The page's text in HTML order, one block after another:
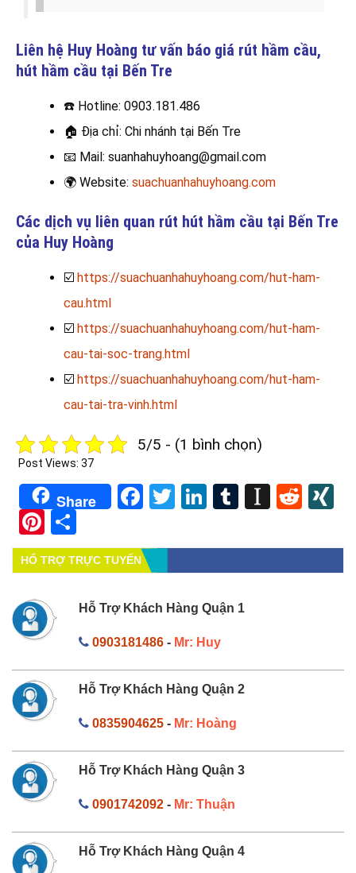
Liên hệ Huy Hoàng tư vấn báo giá rút hầm cầu,
hút hầm cầu tại Bến Tre
☎️ Hotline: 0903.181.486
🏠 Địa chỉ: Chi nhánh tại Bến Tre
📧 Mail: suanhahuyhoang@gmail.com
🌍 Website: suachuanhahuyhoang.com
Các dịch vụ liên quan rút hút hầm cầu tại Bến Tre
của Huy Hoàng
☑️ https://suachuanhahuyhoang.com/hut-ham-
cau.html
☑️ https://suachuanhahuyhoang.com/hut-ham-
cau-tai-soc-trang.html
☑️ https://suachuanhahuyhoang.com/hut-ham-
cau-tai-tra-vinh.html
5/5 - (1 bình chọn)
Post Views: 37
Share Facebook
TwitterLinkedIn
Tumblr
Pinterest
HỔ TRỢ TRỰC TUYẾN
Hỗ Trợ Khách Hàng Quận 1
0903181486- Mr: Huy
Hỗ Trợ Khách Hàng Quận 2
0835904625- Mr: Hoàng
Hỗ Trợ Khách Hàng Quận 3
0901742092- Mr: Thuận
Hỗ Trợ Khách Hàng Quận 4